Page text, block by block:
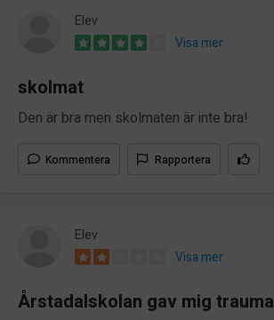
Elev
Visa mer
skolmat
Den är bra men skolmaten är inte bra!
Kommentera Rapportera
Elev
Visa mer
Årstadalskolan gav mig trauma